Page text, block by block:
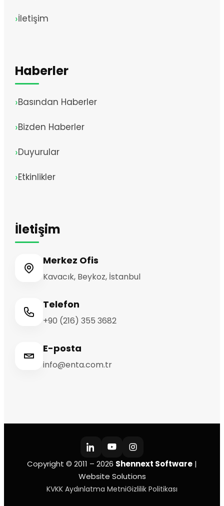
İletişim
Haberler
Basından Haberler
Bizden Haberler
Duyurular
Etkinlikler
İletişim
Merkez Ofis
Kavacık, Beykoz, İstanbul
Telefon
+90 (216) 355 3682
E-posta
info@enta.com.tr
Copyright © 2011 – 2026 Shennext Software |
Website Solutions
KVKK Aydınlatma MetniGizlilik Politikası